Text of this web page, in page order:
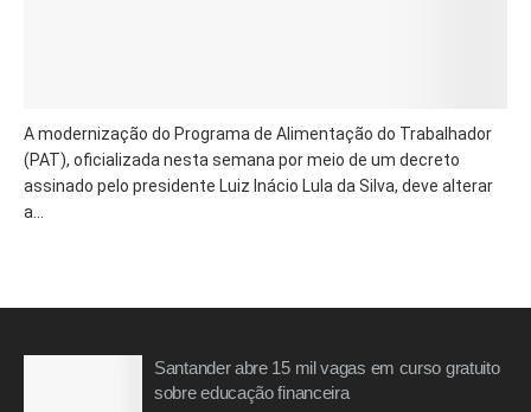
A modernização do Programa de Alimentação do Trabalhador
(PAT), oficializada nesta semana por meio de um decreto
assinado pelo presidente Luiz Inácio Lula da Silva, deve alterar
a...
Santander abre 15 mil vagas em curso gratuito
sobre educação financeira